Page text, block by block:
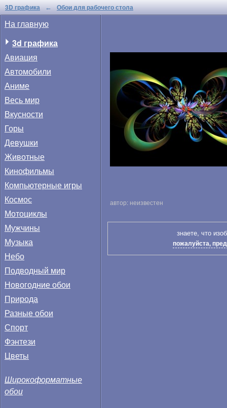
3D графика ← Обои для рабочего стола
На главную
3d графика
Авиация
Автомобили
Аниме
Весь мир
Вкусности
Горы
Девушки
Животные
Кинофильмы
Компьютерные игры
Космос
Мотоциклы
Мужчины
Музыка
Небо
Подводный мир
Новогодние обои
Природа
Разные обои
Спорт
Фэнтези
Цветы
Широкоформатные
обои
автор: неизвестен
знаете, что
пожалуйста,